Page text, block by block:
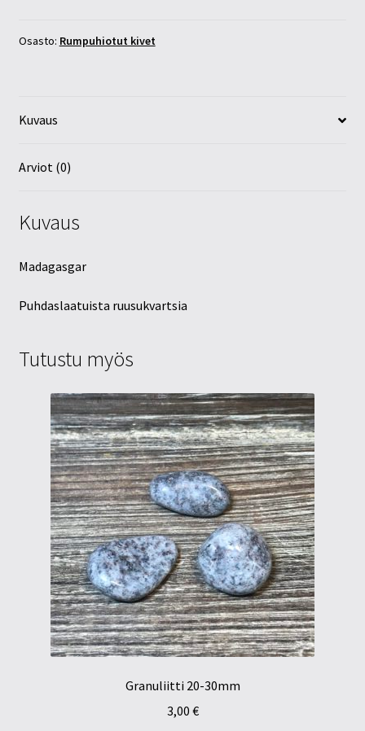
Osasto: Rumpuhiotut kivet
Kuvaus
Arviot (0)
Kuvaus
Madagasgar
Puhdaslaatuista ruusukvartsia
Tutustu myös
Granuliitti 20-30mm
3,00 €